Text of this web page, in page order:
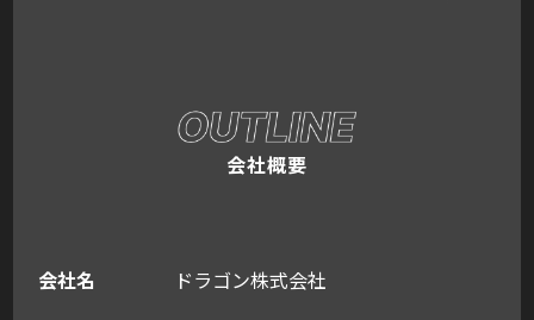
会社概要
会社名 ドラゴン株式会社